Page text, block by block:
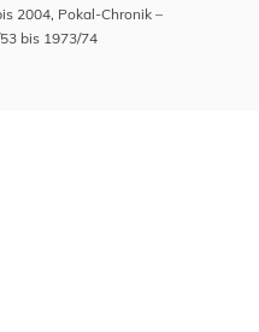
2004, Pokal-Chronik –
bis 1973/74